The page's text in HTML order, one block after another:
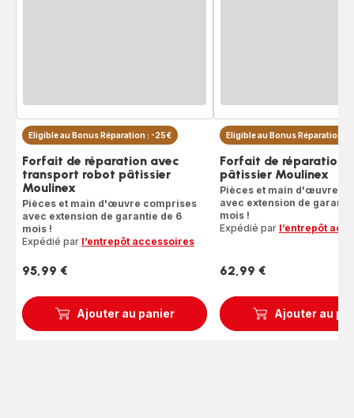
Ajouter au panier
Eligible au Bonus Réparation : -25€
Forfait de réparation avec
transport robot pâtissier
Moulinex
Pièces et main d'œuvre comprises
avec extension de garantie de 6
mois !
Expédié par l’entrepôt accessoires
Prix
95,99 €
Ajouter au
Eligible au Bonus Réparation :
Forfait de réparation
pâtissier Moulinex
Pièces et main d'œuvre
avec extension de
mois !
Expédié par l’entrepôt
Prix
62,99 €